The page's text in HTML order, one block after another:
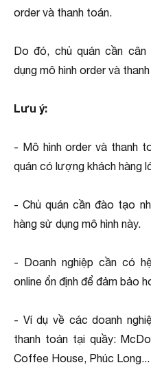
order và thanh toán.
Do đó, chủ quán cần
dụng mô hình order và
Lưu ý:
- Mô hình order và thanh
quán có lượng khách hàng
- Chủ quán cần đào tạo
hàng sử dụng mô hình này.
- Doanh nghiệp cần có
online ổn định để đảm bảo
- Ví dụ về các doanh
thanh toán tại quầy:
Coffee House, Phúc Long...